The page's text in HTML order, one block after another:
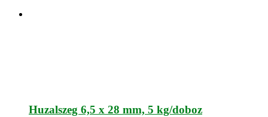
Huzalszeg 6,5 x 28 mm, 5 kg/doboz